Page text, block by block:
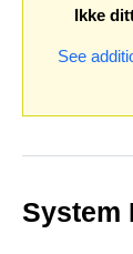
Ikke
See
System